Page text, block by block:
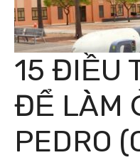
15 ĐIỀU
ĐỂ LÀM
PEDRO